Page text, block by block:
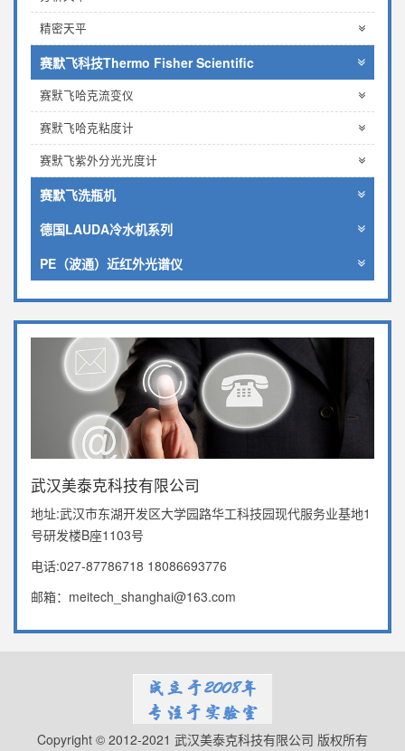
精密天平
赛默飞科技Thermo Fisher Scientific
赛默飞哈克流变仪
赛默飞哈克粘度计
赛默飞紫外分光光度计
赛默飞洗瓶机
德国LAUDA冷水机系列
PE（波通）近红外光谱仪
武汉美泰克科技有限公司
地址:武汉市东湖开发区大学园路华工科技园现代服务业基地1
号研发楼B座1103号
电话:027-87786718 18086693776
邮箱：meitech_shanghai@163.com
Copyright © 2012-2021 武汉美泰克科技有限公司 版权所有